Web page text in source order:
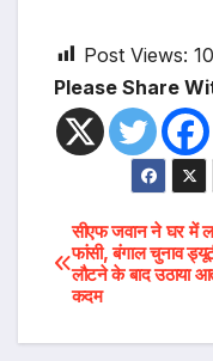
Post Views:
Please Share
Post
सीएफ जवान ने घर में
फांसी, बंगाल चुनाव
लौटने के बाद उठाया
कदम